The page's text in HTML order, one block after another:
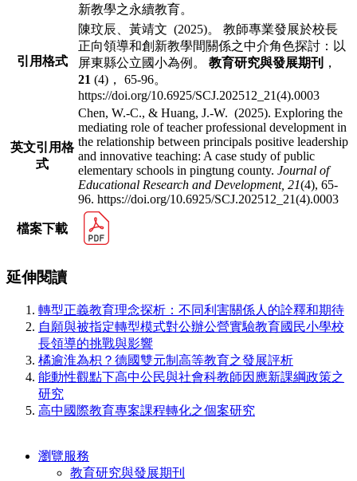
新教學之永續教育。
引用格式
陳玟辰、黃靖文 (2025)。 教師專業發展於校長
正向領導和創新教學間關係之中介角色探討：以
屏東縣公立國小為例。 教育研究與發展期刊
，
21 (4)， 65-96。
https://doi.org/10.6925/SCJ.202512_21(4).0003
英文引用格
式
Chen, W.-C., & Huang, J.-W. (2025). Exploring the
mediating role of teacher professional development in
the relationship between principals positive leadership
and innovative teaching: A case study of public
elementary schools in pingtung county. Journal of
Educational Research and Development, 21(4), 65-
96. https://doi.org/10.6925/SCJ.202512_21(4).0003
檔案下載
延伸閱讀
轉型正義教育理念探析：不同利害關係人的詮釋和期待
自願與被指定轉型模式對公辦公營實驗教育國民小學校
長領導的挑戰與影響
橘逾淮為枳？德國雙元制高等教育之發展評析
能動性觀點下高中公民與社會科教師因應新課綱政策之
研究
高中國際教育專案課程轉化之個案研究
瀏覽服務
教育研究與發展期刊